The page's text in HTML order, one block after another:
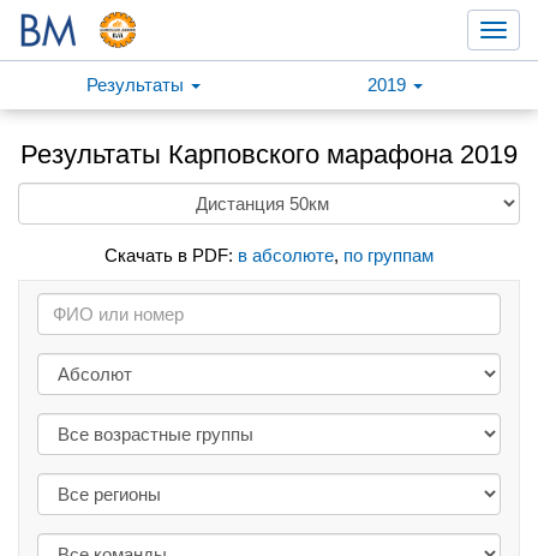
Результаты
2019
Результаты Карповского марафона 2019
Скачать в PDF: в абсолюте, по группам